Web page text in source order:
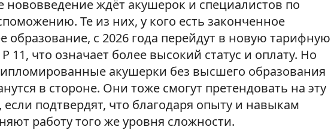
нововведение ждёт акушерок и специалистов по
Те из них, у кого есть законченное
образование, с 2026 года перейдут в новую тарифную
P 11, что означает более высокий статус и оплату. Но
акушерки без высшего образования
в стороне. Они тоже смогут претендовать на эту
если подтвердят, что благодаря опыту и навыкам
работу того же уровня сложности.